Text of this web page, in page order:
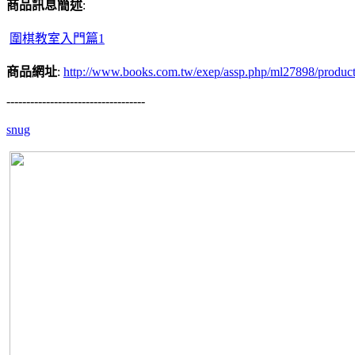
商品訊息簡述:
圍棋教室入門篇1
商品網址: http://www.books.com.tw/exep/assp.php/ml27898/
-----------------------------------
snug